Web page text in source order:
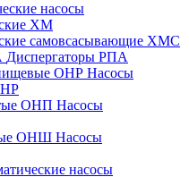
насосы
ХМ
самовсасывающие ХМС
Диспергаторы РПА
Насосы
Насосы
Насосы